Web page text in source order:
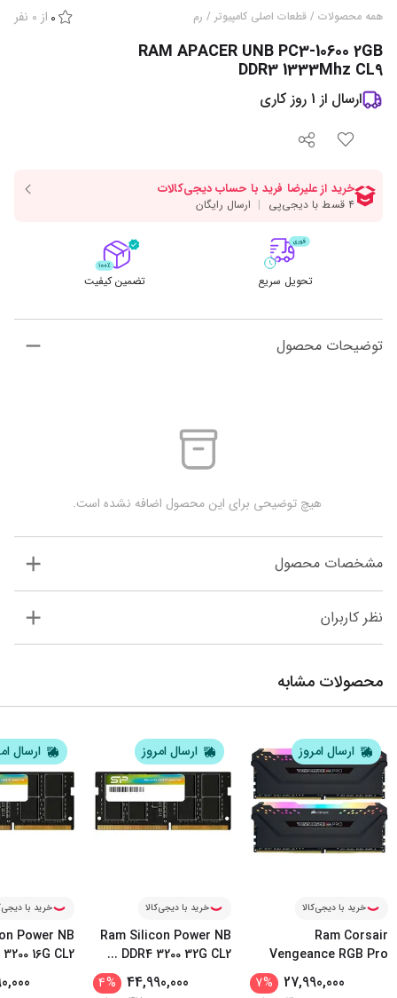
همه محصولات / قطعات اصلی کامپیوتر / رم 0 از 0 نفر
RAM APACER UNB PC3-10600 2GB
DDR3 1333Mhz CL9
ارسال از 1 روز کاری
تحویل سریع تضمین کیفیت
توضیحات محصول
هیچ توضیحی برای این محصول اضافه نشده است.
مشخصات محصول
نظر کاربران
محصولات مشابه
ارسال امروز
خرید با دیجی‌کالا
Ram Corsair
Vengeance RGB Pro
27,990,000
%
7
ارسال امروز
خرید با دیجی‌کالا
Ram Silicon Power NB
DDR4 3200 32G CL2
...
44,990,000
%
4
ارسال
خرید با
Power NB
16G CL2